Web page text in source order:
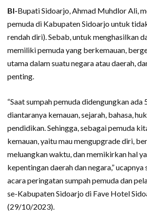
BI-Bupati Sidoarjo, Ahmad Muhdlor Ali,
pemuda di Kabupaten Sidoarjo untuk
rendah diri). Sebab, untuk menghasilkan
memiliki pemuda yang berkemauan,
utama dalam suatu negara atau daerah,
penting.
“Saat sumpah pemuda didengungkan
diantaranya kemauan, sejarah, bahasa,
pendidikan. Sehingga, sebagai pemuda
kemauan, yaitu mau mengupgrade diri,
meluangkan waktu, dan memikirkan hal
kepentingan daerah dan negara,”
acara peringatan sumpah pemuda dan
se-Kabupaten Sidoarjo di Fave Hotel
(29/10/2023).